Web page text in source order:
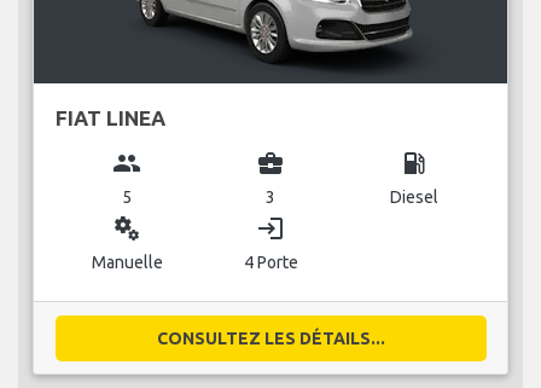
FIAT LINEA
group
5
business_center
3
local_gas_station
Diesel
miscellaneous_services
Manuelle
login
4 Porte
CONSULTEZ LES DÉTAILS...